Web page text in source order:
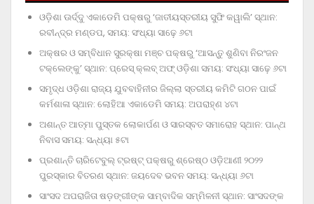
ଓଡ଼ିଶା ଊର୍ଦ୍ଦୁ ଏକାଡେମି ପକ୍ଷରୁ ‘ଜାତୀୟସ୍ତରୀୟ ସୁଫି କୱାଲି’ ସ୍ଥାନ:
ରବୀନ୍ଦ୍ର ମଣ୍ଡପ, ସମୟ: ସଂଧ୍ୟା ସାଢ଼େ ୬ଟା
ଅକ୍ଷର ଓ ସମ୍ବିଧାନ ସୁରକ୍ଷା ମଞ୍ଚ ପକ୍ଷରୁ ‘ଆସନ୍ତୁ ଶୁଣିବା ନିରଂଜନ
ଟକ୍‌ଲେଙ୍କୁ’ ସ୍ଥାନ: ପ୍ରେସ୍‌ କ୍ଲବ୍‌ ଅଫ୍‌ ଓଡ଼ିଶା ସମୟ: ସଂଧ୍ୟା ସାଢ଼େ ୬ଟା
ସମୃଦ୍ଧ ଓଡ଼ିଶା ରାଜ୍ୟ ଯୁବବାହିନୀର ଜିଲ୍ଲା ସ୍ତରୀୟ କମିଟି ଗଠନ ପାଇଁ
କର୍ମଶାଳା ସ୍ଥାନ: ଲୋହିଆ ଏକାଡେମି ସମୟ: ଅପରାହ୍‌ଣ ୪ଟା
ଅଶାନ୍ତ ଆତ୍ମା ପୁସ୍ତକ ଲୋକାର୍ପଣ ଓ ସାରସ୍ବତ ସମାରୋହ ସ୍ଥାନ: ପାନ୍ଥ
ନିବାସ ସମୟ: ସନ୍ଧ୍ୟା ୫ଟା
ପ୍ରଶାନ୍ତି ଚାରିଟେବୁଲ୍‌ ଟ୍ରଷ୍ଟ୍‌ ପକ୍ଷରୁ ଶ୍ରେଷ୍ଠ ଓଡ଼ିଆଣୀ ୨୦୨୨
ପୁରସ୍କାର ବିତରଣ ସ୍ଥାନ: ଜୟଦେବ ଭବନ ସମୟ: ସନ୍ଧ୍ୟା ୬ଟା
ସାଂସଦ ଅପରାଜିତା ଷଡ଼ଙ୍ଗୀଙ୍କ ସାମ୍ବାଦିକ ସମ୍ମିଳନୀ ସ୍ଥାନ: ସାଂସଦଙ୍କ